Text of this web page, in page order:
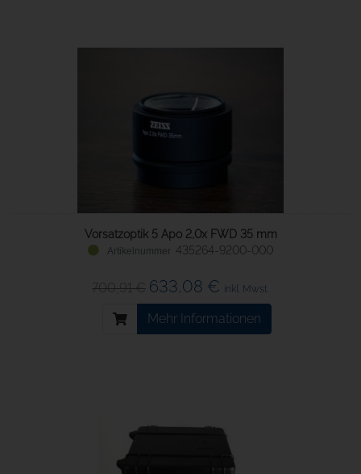
Vorsatzoptik 5 Apo 2,0x FWD 35 mm
435264-9200-000
700,91 € 633,08 € inkl. Mwst.
Mehr Informationen